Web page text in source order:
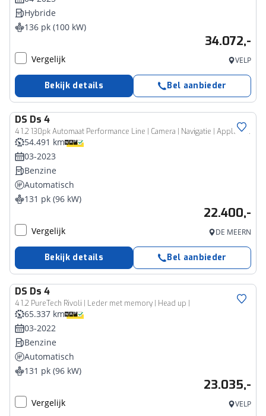
Hybride
136 pk (100 kW)
34.072,-
Vergelijk VELP
Bekijk details Bel aanbieder
DS Ds 4
4 1.2 130pk Automaat Performance Line | Camera | Navigatie | AppleCarplay/AndroidAuto | Privacy Glas | 19'' Lichtmetaal |
54.491 km
03-2023
Benzine
Automatisch
131 pk (96 kW)
22.400,-
Vergelijk DE MEERN
Bekijk details Bel aanbieder
DS Ds 4
4 1.2 PureTech Rivoli | Leder met memory | Head up |
65.337 km
03-2022
Benzine
Automatisch
131 pk (96 kW)
23.035,-
Vergelijk VELP